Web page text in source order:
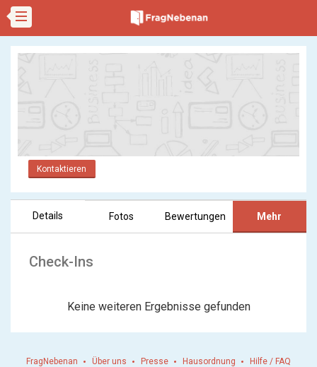
Kontaktieren
Details Fotos Bewertungen Mehr
Check-Ins
Keine weiteren Ergebnisse gefunden
FragNebenan Über uns Presse Hausordnung
Hilfe / FAQ